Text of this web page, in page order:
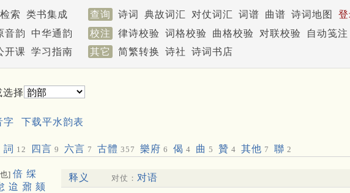
索 类书集成 查询 诗词 典故词汇 对仗词汇 词谱 曲谱 诗词地图
音韵 中华通韵 校注 律诗校验 词格校验 曲格校验 对联校验
自动笺注
开课 学习指南 其它 简繁转换 诗社 诗词书店
择
字 下载平水韵表
詞 12 四言 9 六言 7 古體 357 樂府 6 偈 4 曲 5 贊 4 其他 7 聯 2
] 倍 䌽
迨 鼐 颏
释义 对仗： 对语